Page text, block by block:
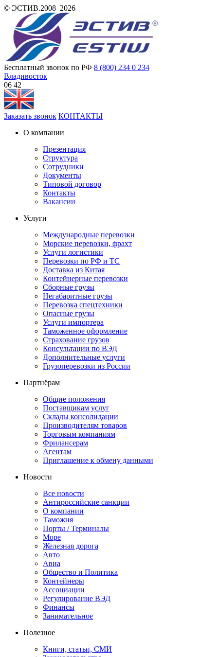
© ЭСТИВ.2008–2026
Бесплатный звонок по РФ 8 (800) 234 0 234
Владивосток
06:42
Заказать звонок КОНТАКТЫ
О компании
Презентация
Структура
Сотрудники
Документы
Типовой договор
Контакты
Вакансии
Услуги
Международные перевозки
Морские перевозки, фрахт
Услуги логистики
Перевозки по РФ и ТС
Доставка из Китая
Контейнерные перевозки
Сборные грузы
Негабаритные грузы
Перевозка спецтехники
Опасные грузы
Услуги импортера
Таможенное оформление
Страхование грузов
Консультации по ВЭД
Дополнительные услуги
Грузоперевозки из России
Партнёрам
Общие положения
Поставщикам услуг
Склады консолидации
Производителям товаров
Торговым компаниям
Фрилансерам
Агентам
Приглашение к обмену данными
Новости
Все новости
Антироссийские санкции
О компании
Таможня
Порты / Терминалы
Море
Железная дорога
Авто
Авиа
Общество и Политика
Контейнеры
Ассоциации
Регулирование ВЭД
Финансы
Занимательное
Полезное
Книги, статьи, СМИ